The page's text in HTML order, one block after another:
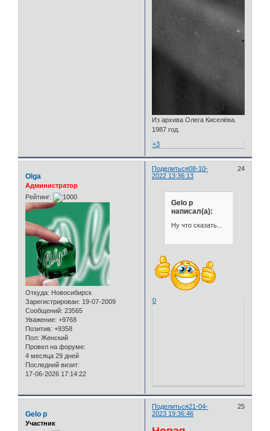
Из архива Олега Киселёва.
1987 год.
+3
Поделиться 24
08-10-
2022 13:36:13
Olga
Администратор
Рейтинг:
Откуда: Новосибирск
Зарегистрирован: 19-07-2009
Сообщений: 23565
Уважение: +9768
Позитив: +9358
Пол: Женский
Провел на форуме:
4 месяца 29 дней
Последний визит:
17-06-2026 17:14:22
Gelo p
написал(а):
Ну что сказать...
0
Поделиться 25
21-04-
2023 19:36:46
Gelo p
Участник